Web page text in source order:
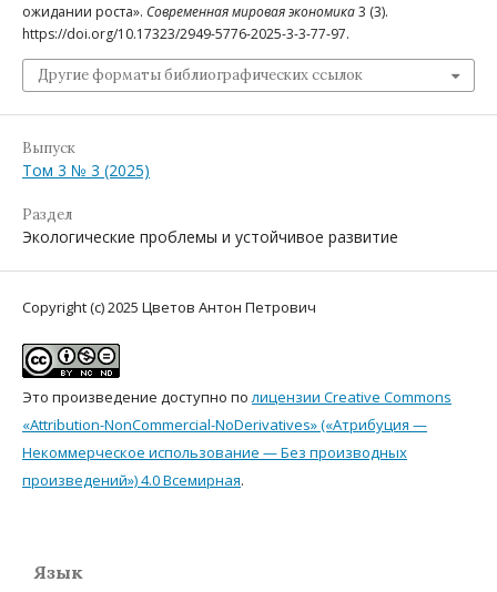
ожидании роста». Современная мировая экономика3 (3).
https://doi.org/10.17323/2949-5776-2025-3-3-77-97.
Другие форматы библиографических ссылок
Выпуск
Том 3 № 3 (2025)
Раздел
Экологические проблемы и устойчивое развитие
Copyright (c) 2025 Цветов Антон Петрович
Это произведение доступно полицензии Creative Commons
«Attribution-NonCommercial-NoDerivatives» («Атрибуция —
Некоммерческое использование — Без производных
произведений») 4.0 Всемирная.
Язык